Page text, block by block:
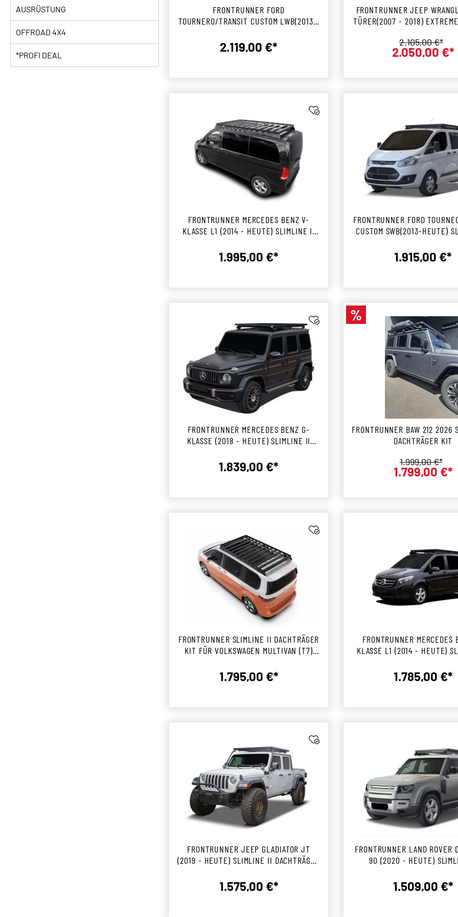
AUSRÜSTUNG
OFFROAD 4X4
*PROFI DEAL
FRONTRUNNER FORD
TOURNERO/TRANSIT CUSTOM LWB(2013 -
Regulärer Preis:
2.119,00 €*
FRONTRUNNER JEEP
TÜRER(2007 - 2018)
2.050,00 €*
Regulärer
2.105,00 €*
FRONTRUNNER MERCEDES BENZ V-
KLASSE L1 (2014 - HEUTE) SLIMLINE II
Regulärer Preis:
1.995,00 €*
FRONTRUNNER FORD
CUSTOM SWB(2013-HEUTE)
1.915,00 €*
FRONTRUNNER MERCEDES BENZ G-
KLASSE (2018 - HEUTE) SLIMLINE II
Regulärer Preis:
1.839,00 €*
Rabatt
%
FRONTRUNNER BAW 212 2026 SLIMLINE II
DACHTRÄGER KIT
1.799,00 €*
Regulärer
1.999,00 €*
FRONTRUNNER SLIMLINE II DACHTRÄGER
KIT FÜR VOLKSWAGEN MULTIVAN (T7)
Regulärer Preis:
1.795,00 €*
FRONTRUNNER MERCEDES
KLASSE L1 (2014 - HEUTE)
1.785,00 €*
FRONTRUNNER JEEP GLADIATOR JT
(2019 - HEUTE) SLIMLINE II DACHTRÄGER
Regulärer Preis:
1.575,00 €*
FRONTRUNNER LAND ROVER
90 (2020 - HEUTE)
1.509,00 €*